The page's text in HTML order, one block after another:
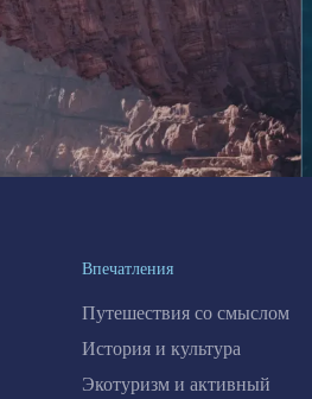
Впечатления
Путешествия со смыслом
История и культура
Экотуризм и активный